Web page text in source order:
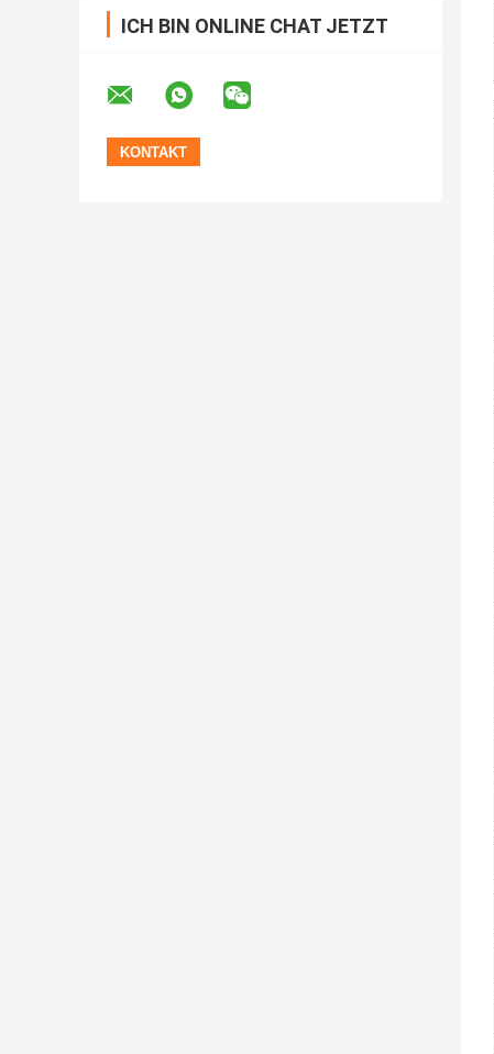
ICH BIN ONLINE CHAT JETZT